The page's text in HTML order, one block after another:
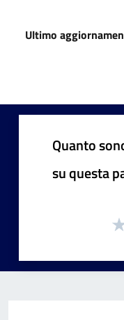
Ultimo
Quanto
su questa